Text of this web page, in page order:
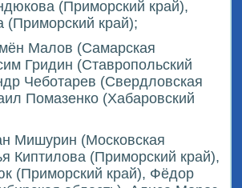
(Приморский край),
край);
Малов (Самарская
Гридин (Ставропольский
Чеботарев (Свердловская
Помазенко (Хабаровский
Мишурин (Московская
Киптилова (Приморский край),
(Приморский край), Фёдор